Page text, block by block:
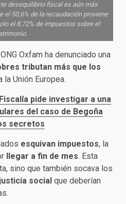
desequilibrio fiscal es aún más
el 50,6% de la recaudación proviene
el 8,72% de impuestos sobre el
Oxfam ha denunciado una
tributan más que los
la Unión Europea.
pide investigar a una
del caso de Begoña
secretos
esquivan impuestos, la
llegar a fin de mes. Esta
sino que también socava los
social que deberían